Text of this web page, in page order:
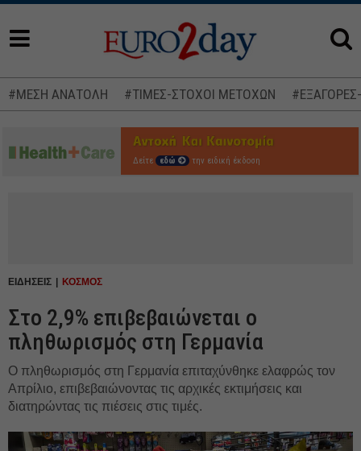
#ΜΕΣΗ ΑΝΑΤΟΛΗ #ΤΙΜΕΣ-ΣΤΟΧΟΙ ΜΕΤΟΧΩΝ
Δείτε εδώ την ειδική έκδοση
ΕΙΔΗΣΕΙΣ ΚΟΣΜΟΣ
Στο 2,9% επιβεβαιώνεται ο
πληθωρισμός στη Γερμανία
Ο πληθωρισμός στη Γερμανία επιταχύνθηκε ελαφρώς τον
Απρίλιο, επιβεβαιώνοντας τις αρχικές εκτιμήσεις και
διατηρώντας τις πιέσεις στις τιμές.